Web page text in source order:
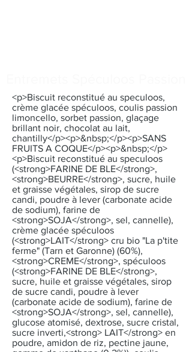
<p>Biscuit reconstitué au speculoos,
crème glacée spéculoos, coulis passion
limoncello, sorbet passion, glaçage
brillant noir, chocolat au lait,
chantilly</p><p>&nbsp;</p><p>SANS
FRUITS A COQUE</p><p>&nbsp;</p>
<p>Biscuit reconstitué au speculoos
(<strong>FARINE DE BLE</strong>,
<strong>BEURRE</strong>, sucre, huile
et graisse végétales, sirop de sucre
candi, poudre à lever (carbonate acide
de sodium), farine de
<strong>SOJA</strong>, sel, cannelle),
crème glacée spéculoos
(<strong>LAIT</strong> cru bio "La p'tite
ferme" (Tarn et Garonne) (60%),
<strong>CREME</strong>, spéculoos
(<strong>FARINE DE BLE</strong>,
sucre, huile et graisse végétales, sirop
de sucre candi, poudre à lever
(carbonate acide de sodium), farine de
<strong>SOJA</strong>, sel, cannelle),
glucose atomisé, dextrose, sucre cristal,
sucre inverti,<strong> LAIT</strong> en
poudre, amidon de riz, pectine jaune,